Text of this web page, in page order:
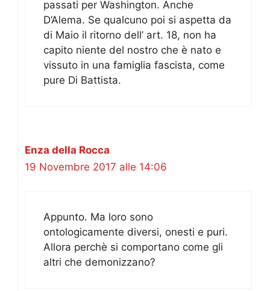
passati per Washington. Anche
D’Alema. Se qualcuno poi si aspetta da
di Maio il ritorno dell’ art. 18, non ha
capito niente del nostro che è nato e
vissuto in una famiglia fascista, come
pure Di Battista.
Enza della Rocca
19 Novembre 2017 alle 14:06
Appunto. Ma loro sono
ontologicamente diversi, onesti e puri.
Allora perchè si comportano come gli
altri che demonizzano?